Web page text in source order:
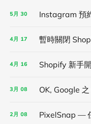
5月 30
4月 17
4月 16
3月 08
2月 08